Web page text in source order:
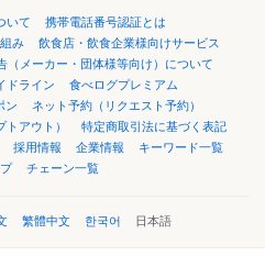
いて
携帯電話番号認証とは
み
飲食店・飲食企業様向けサービス
（メーカー・団体様等向け）について
ドライン
食べログプレミアム
ン
ネット予約（リクエスト予約）
アウト）
特定商取引法に基づく表記
採用情報 企業情報
キーワード一覧
チェーン一覧
繁體中文 한국어 日本語